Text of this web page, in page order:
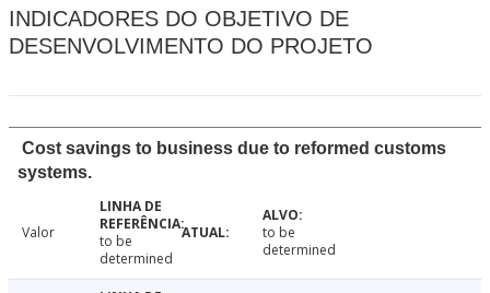
INDICADORES DO OBJETIVO DE
DESENVOLVIMENTO DO PROJETO
Cost savings to business due to reformed customs
systems.
Valor
to be
determined
to be
determined